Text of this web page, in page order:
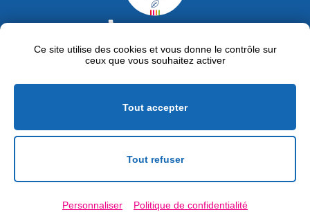
02 47 63 18 92
contact@avelinepro.fr
Mentions légales
Politique de confidentialité
Ce site utilise des cookies et vous donne le contrôle sur
ceux que vous souhaitez activer
Tout accepter
Tout refuser
Personnaliser Politique de confidentialité